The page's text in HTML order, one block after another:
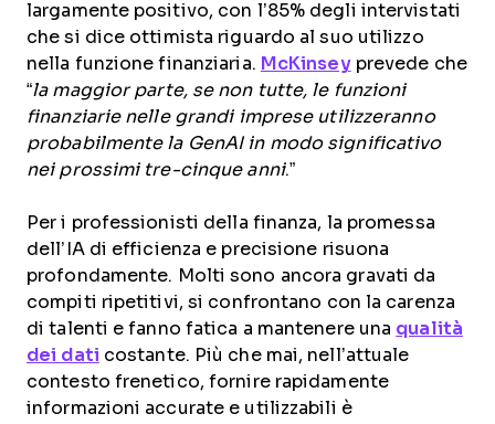
largamente positivo, con l’85% degli intervistati
che si dice ottimista riguardo al suo utilizzo
nella funzione finanziaria. McKinseyprevede che
“la maggior parte, se non tutte, le funzioni
finanziarie nelle grandi imprese utilizzeranno
probabilmente la GenAI in modo significativo
nei prossimi tre-cinque anni.”
Per i professionisti della finanza, la promessa
dell’IA di efficienza e precisione risuona
profondamente. Molti sono ancora gravati da
compiti ripetitivi, si confrontano con la carenza
di talenti e fanno fatica a mantenere una qualità
dei dati costante. Più che mai, nell’attuale
contesto frenetico, fornire rapidamente
informazioni accurate e utilizzabili è